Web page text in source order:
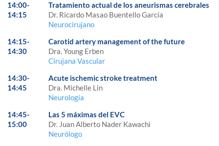
14:00-
14:15
Tratamiento actual de los aneurismas cerebrales
Dr. Ricardo Masao Buentello García
Neurocirujano
14:15-
14:30
Carotid artery management of the future
Dra. Young Erben
Cirujana Vascular
14:30-
14:45
Acute ischemic stroke treatment
Dra. Michelle Lin
Neurología
14:45-
15:00
Las 5 máximas del EVC
Dr. Juan Alberto Nader Kawachi
Neurólogo